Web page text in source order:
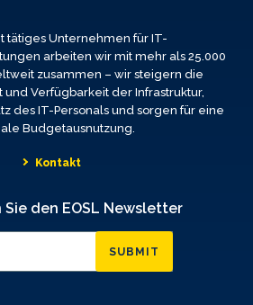
tätiges Unternehmen für IT-
arbeiten wir mit mehr als 25.000
zusammen – wir steigern die
und Verfügbarkeit der Infrastruktur,
des IT-Personals und sorgen für eine
Budgetausnutzung.
Kontakt
den EOSL Newsletter
SUBMIT